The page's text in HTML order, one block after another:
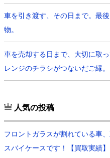
車を引き渡す、その日まで。最
物。
車を売却する日まで、大切に取
レンジのチラシがつないだご縁。
人気の投稿
フロントガラスが割れている車
スバイケースです！【買取実績